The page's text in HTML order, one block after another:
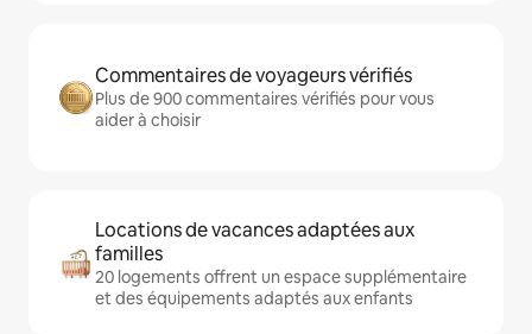
Commentaires de voyageurs vérifiés
Plus de 900 commentaires vérifiés pour vous
aider à choisir
Locations de vacances adaptées aux
familles
20 logements offrent un espace supplémentaire
et des équipements adaptés aux enfants